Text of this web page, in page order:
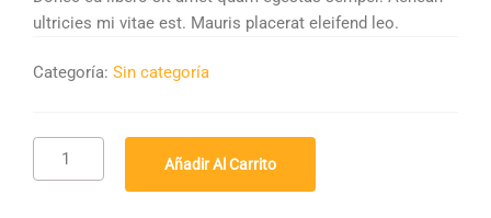
ultricies mi vitae est. Mauris placerat eleifend leo.
Categoría: Sin categoría
Premium
Quality
Añadir Al Carrito